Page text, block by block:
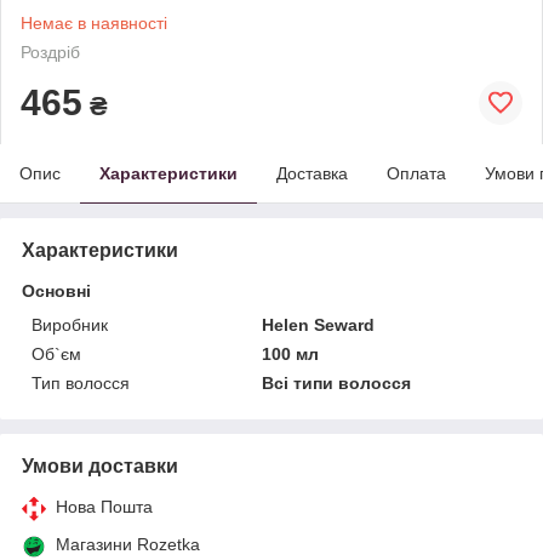
Немає в наявності
Роздріб
465 ₴
Опис Характеристики Доставка Оплата Умови
Характеристики
Основні
Виробник
Helen Seward
Об`єм
100 мл
Тип волосся
Всі типи волосся
Умови доставки
Нова Пошта
Магазини Rozetka